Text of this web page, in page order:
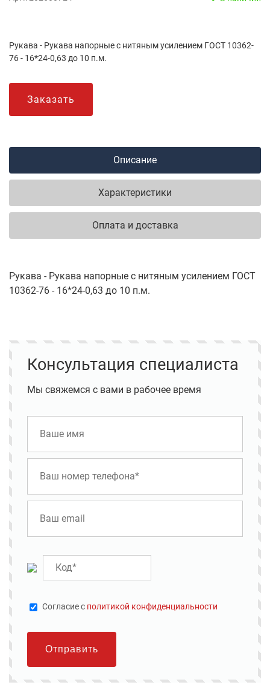
Рукава - Рукава напорные с нитяным усилением ГОСТ 10362-
76 - 16*24-0,63 до 10 п.м.
Заказать
Описание
Характеристики
Оплата и доставка
Рукава - Рукава напорные с нитяным усилением ГОСТ
10362-76 - 16*24-0,63 до 10 п.м.
Консультация специалиста
Мы свяжемся с вами в рабочее время
Cогласие с политикой конфиденциальности
Отправить